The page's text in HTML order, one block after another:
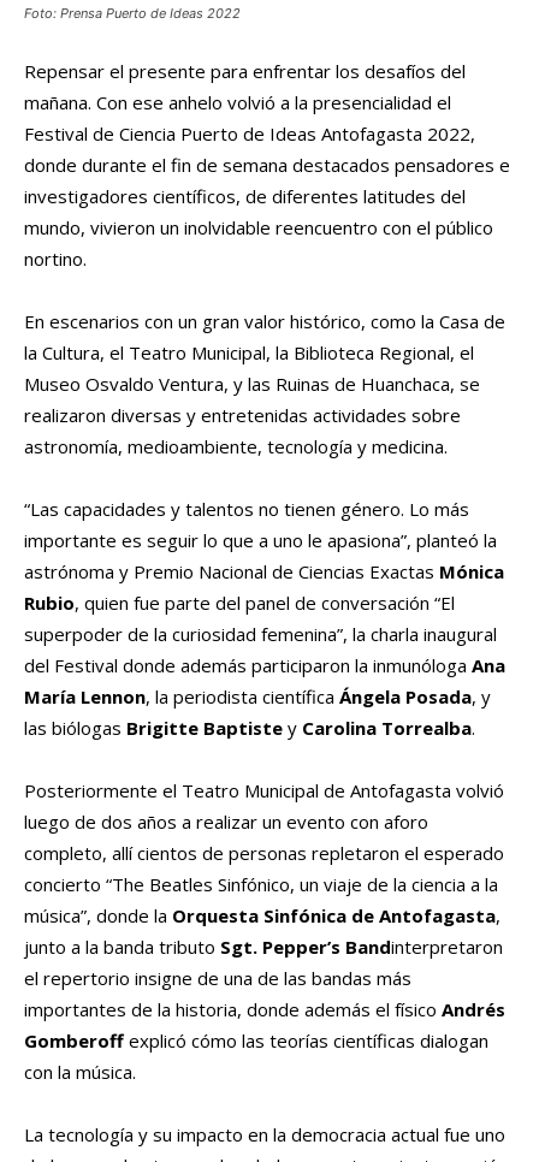
Foto: Prensa Puerto de Ideas 2022
Repensar el presente para enfrentar los desafíos del
mañana. Con ese anhelo volvió a la presencialidad el
Festival de Ciencia Puerto de Ideas Antofagasta 2022,
donde durante el fin de semana destacados pensadores e
investigadores científicos, de diferentes latitudes del
mundo, vivieron un inolvidable reencuentro con el público
nortino.
En escenarios con un gran valor histórico, como la Casa de
la Cultura, el Teatro Municipal, la Biblioteca Regional, el
Museo Osvaldo Ventura, y las Ruinas de Huanchaca, se
realizaron diversas y entretenidas actividades sobre
astronomía, medioambiente, tecnología y medicina.
“Las capacidades y talentos no tienen género. Lo más
importante es seguir lo que a uno le apasiona”, planteó la
astrónoma y Premio Nacional de Ciencias Exactas Mónica
Rubio, quien fue parte del panel de conversación “El
superpoder de la curiosidad femenina”, la charla inaugural
del Festival donde además participaron la inmunóloga Ana
María Lennon, la periodista científica Ángela Posada, y
las biólogas Brigitte Baptiste y Carolina Torrealba.
Posteriormente el Teatro Municipal de Antofagasta volvió
luego de dos años a realizar un evento con aforo
completo, allí cientos de personas repletaron el esperado
concierto “The Beatles Sinfónico, un viaje de la ciencia a la
música”, donde la Orquesta Sinfónica de Antofagasta,
junto a la banda tributo Sgt. Pepper’s Bandinterpretaron
el repertorio insigne de una de las bandas más
importantes de la historia, donde además el físico Andrés
Gomberoff explicó cómo las teorías científicas dialogan
con la música.
La tecnología y su impacto en la democracia actual fue uno